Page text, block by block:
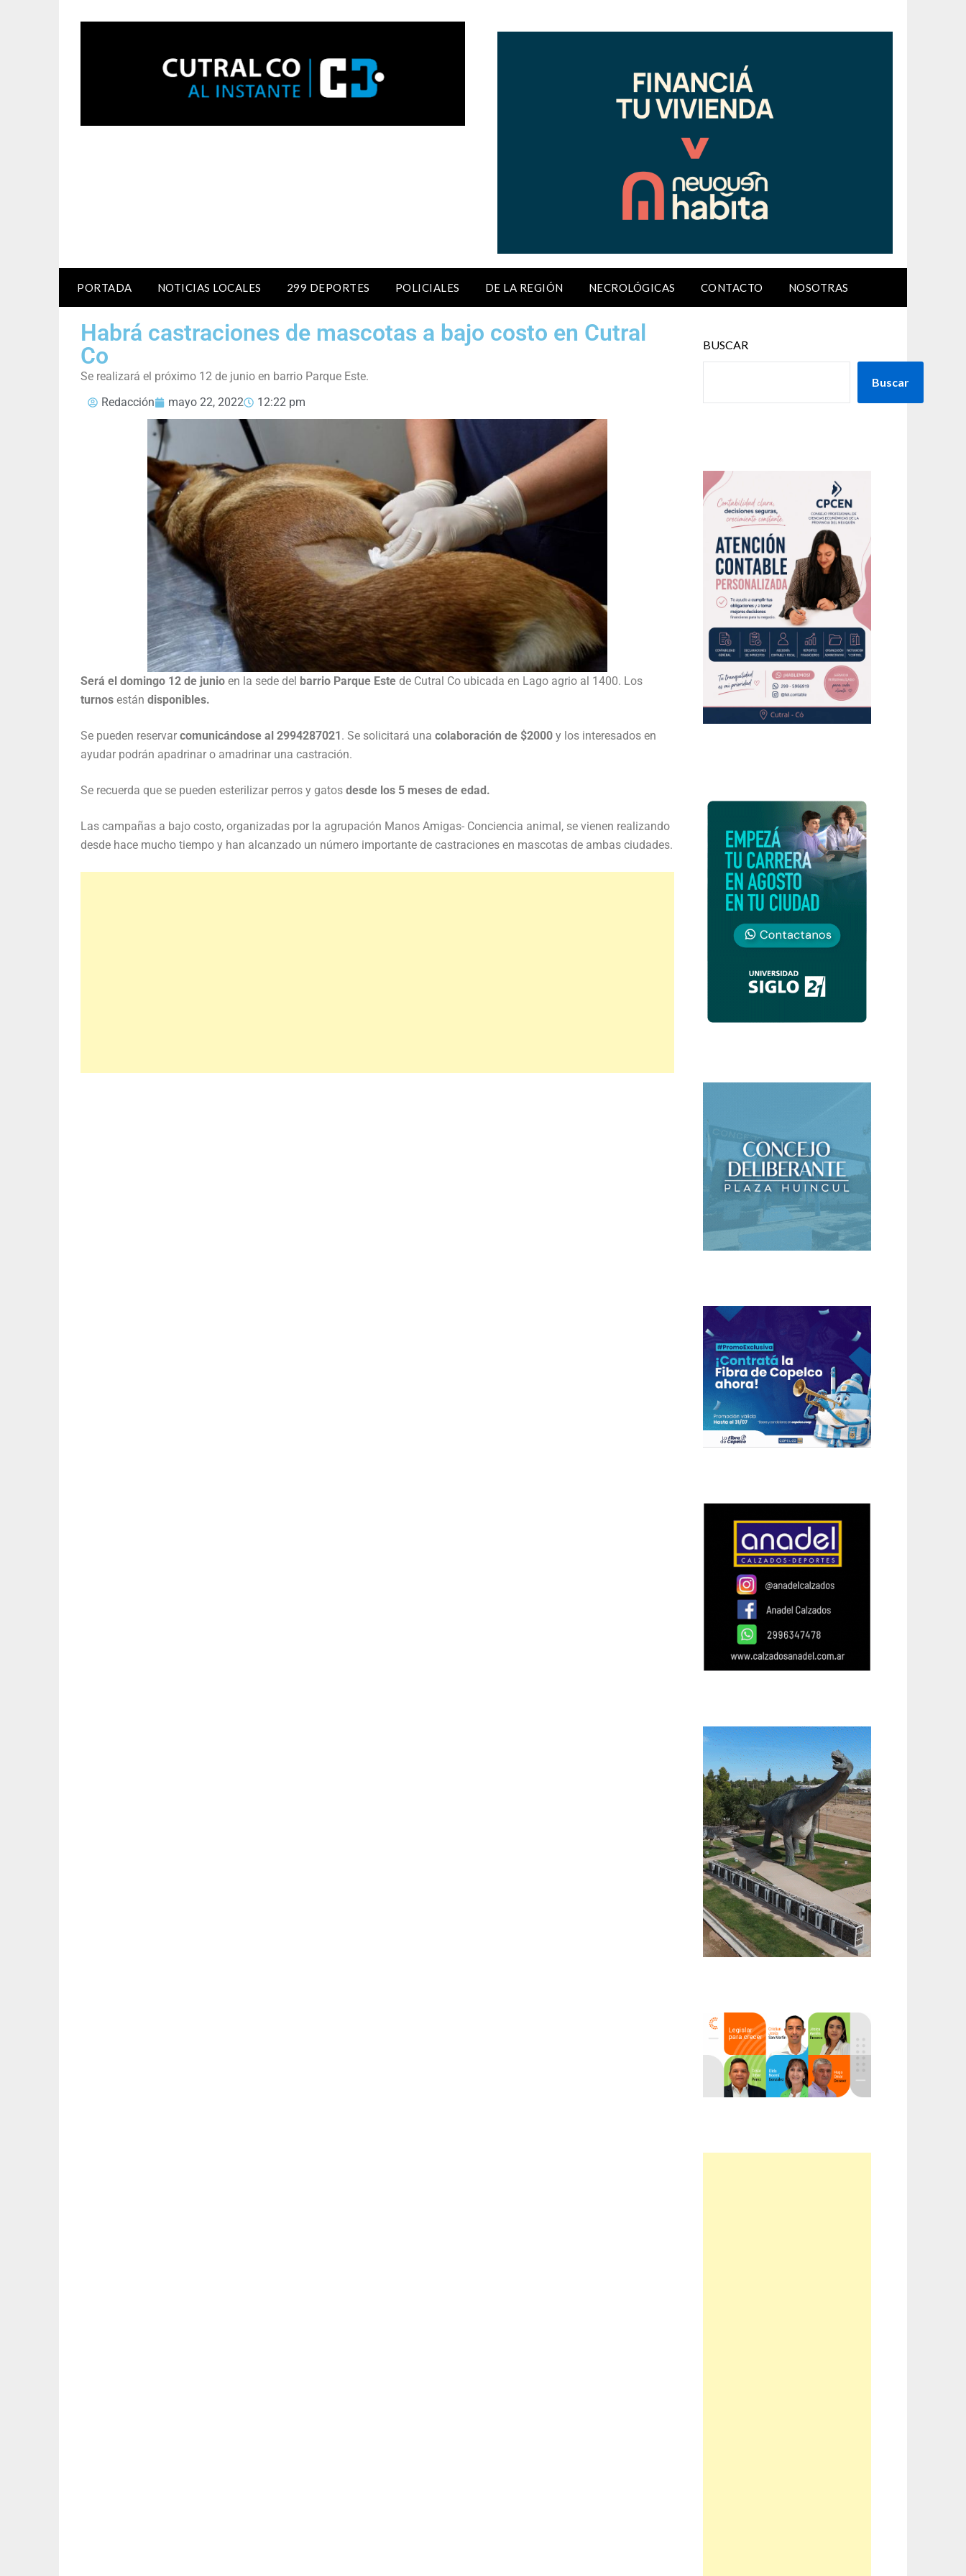
PORTADA NOTICIAS LOCALES 299 DEPORTES POLICIALES DE LA REGIÓN NECROLÓGICAS CONTACTO NOSOTRAS
Habrá castraciones de mascotas a bajo costo en Cutral
Co
Se realizará el próximo 12 de junio en barrio Parque Este.
Redacción
mayo 22, 2022 12:22 pm
Será el domingo 12 de junio en la sede del barrio Parque Este de Cutral Co ubicada en Lago agrio al 1400. Los
turnos están disponibles.
Se pueden reservar comunicándose al 2994287021. Se solicitará una colaboración de $2000 y los interesados en
ayudar podrán apadrinar o amadrinar una castración.
Se recuerda que se pueden esterilizar perros y gatos desde los 5 meses de edad.
Las campañas a bajo costo, organizadas por la agrupación Manos Amigas- Conciencia animal, se vienen realizando
desde hace mucho tiempo y han alcanzado un número importante de castraciones en mascotas de ambas ciudades.
BUSCAR
Buscar